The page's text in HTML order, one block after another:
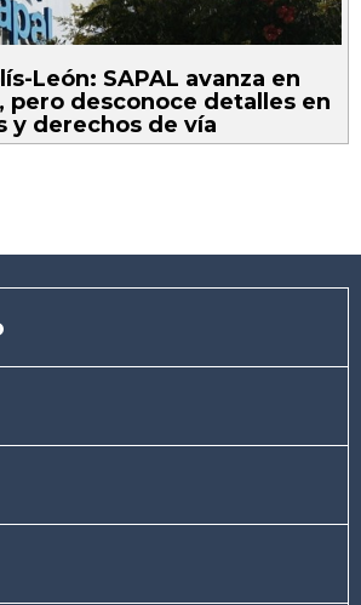
León: SAPAL avanza en
pero desconoce detalles en
y derechos de vía